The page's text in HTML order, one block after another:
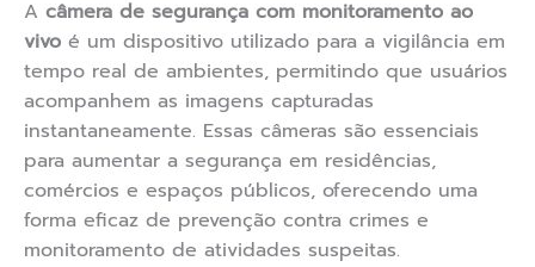
A câmera de segurança com monitoramento ao
vivo é um dispositivo utilizado para a vigilância em
tempo real de ambientes, permitindo que usuários
acompanhem as imagens capturadas
instantaneamente. Essas câmeras são essenciais
para aumentar a segurança em residências,
comércios e espaços públicos, oferecendo uma
forma eficaz de prevenção contra crimes e
monitoramento de atividades suspeitas.